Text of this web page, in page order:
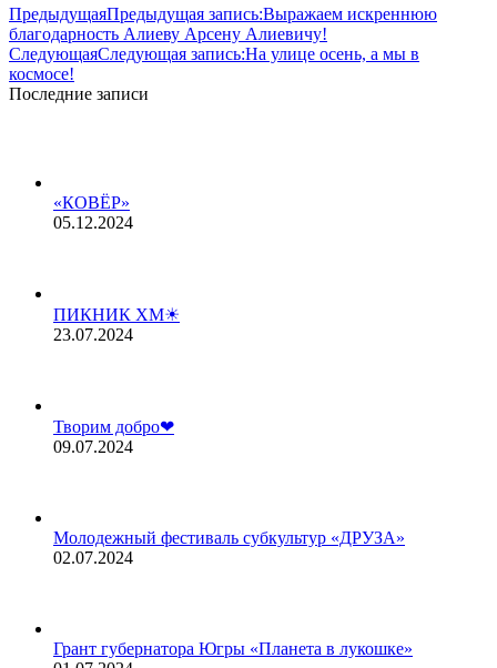
ПредыдущаяПредыдущая запись:Выражаем искреннюю
благодарность Алиеву Арсену Алиевичу!
СледующаяСледующая запись:На улице осень, а мы в
космосе!
Последние записи
«КОВЁР»
05.12.2024
ПИКНИК ХМ☀
23.07.2024
Творим добро❤
09.07.2024
Молодежный фестиваль субкультур «ДРУЗА»
02.07.2024
Грант губернатора Югры «Планета в лукошке»